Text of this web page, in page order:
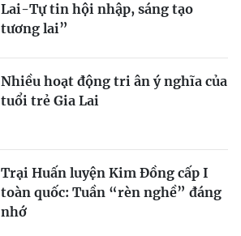
Lai-Tự tin hội nhập, sáng tạo
tương lai”
Nhiều hoạt động tri ân ý nghĩa của
tuổi trẻ Gia Lai
Trại Huấn luyện Kim Đồng cấp I
toàn quốc: Tuần “rèn nghề” đáng
nhớ